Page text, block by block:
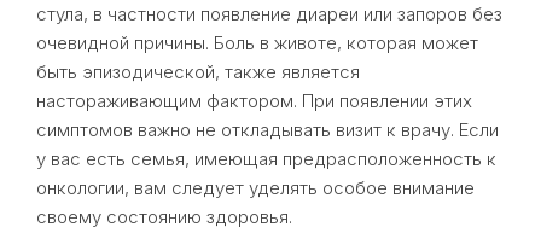
стула, в частности появление диареи или запоров без
очевидной причины. Боль в животе, которая может
быть эпизодической, также является
настораживающим фактором. При появлении этих
симптомов важно не откладывать визит к врачу. Если
у вас есть семья, имеющая предрасположенность к
онкологии, вам следует уделять особое внимание
своему состоянию здоровья.